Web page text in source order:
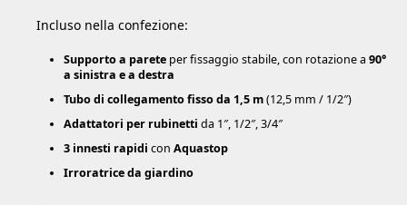
Incluso nella confezione:
Supporto a parete per fissaggio stabile, con rotazione a 90°
a sinistra e a destra
Tubo di collegamento fisso da 1,5 m(12,5 mm / 1/2″)
Adattatori per rubinetti da 1″, 1/2″, 3/4″
3 innesti rapidi con Aquastop
Irroratrice da giardino